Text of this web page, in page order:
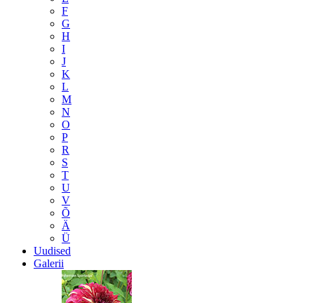
F
G
H
I
J
K
L
M
N
O
P
R
S
T
U
V
Õ
Ä
Ü
Uudised
Galerii